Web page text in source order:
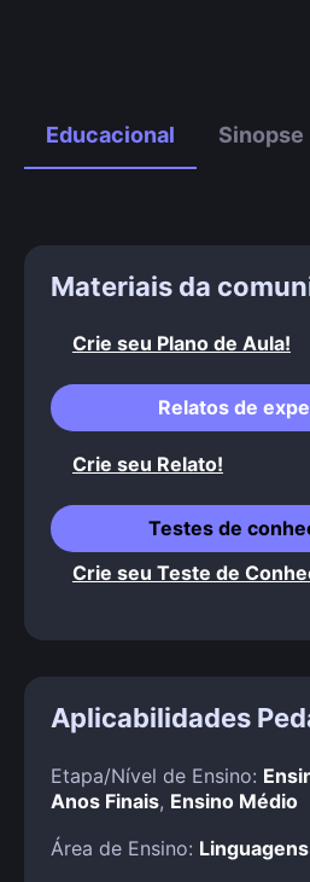
Educacional Sinopse
Materiais da
Crie seu Plano de Aula!
Relatos de
Crie seu Relato!
Testes de
Crie seu Teste de
Aplicabilidades
Etapa/Nível de Ensino:
Anos Finais, Ensino Médio
Área de Ensino: Linguagens